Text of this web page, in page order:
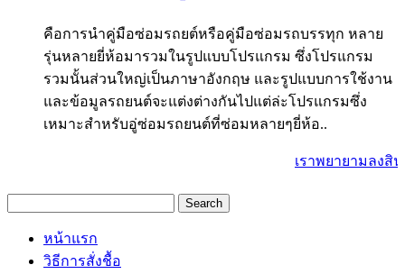
คือการนำคู่มือซ่อมรถยต์หรือคู่มือซ่อมรถบรรทุก หลาย
รุ่นหลายยี่ห้อมารวมในรูปแบบโปรแกรม ซึ่งโปรแกรม
รวมนั้นส่วนใหญ่เป็นภาษาอังกฤษ และรูปแบบการใช้งาน
และข้อมูลรถยนต์จะแต่งต่างกันไปแต่ล่ะโปรแกรมซึ่ง
เหมาะสำหรับอู่ซ่อมรถยนต์ที่ซ่อมหลายๆยี่ห้อ..
เราพยายามลงสิ
หน้าแรก
วิธีการสั่งชื้อ